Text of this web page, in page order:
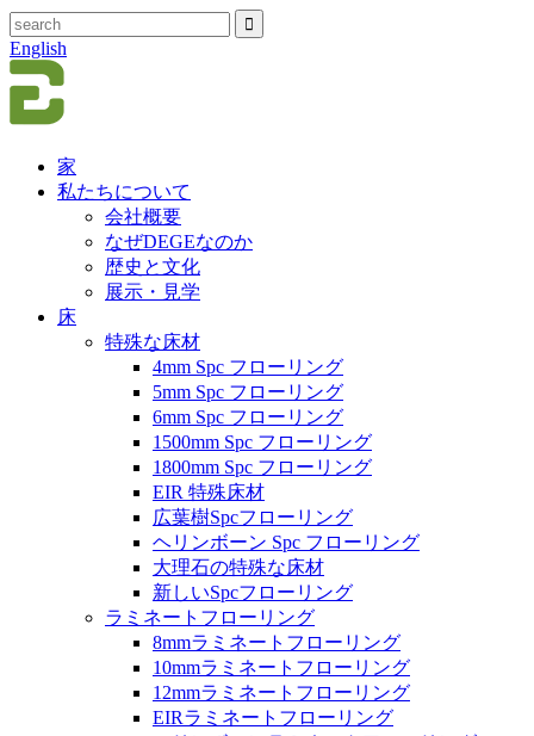
English
家
私たちについて
会社概要
なぜDEGEなのか
歴史と文化
展示・見学
床
特殊な床材
4mm Spc フローリング
5mm Spc フローリング
6mm Spc フローリング
1500mm Spc フローリング
1800mm Spc フローリング
EIR 特殊床材
広葉樹Spcフローリング
ヘリンボーン Spc フローリング
大理石の特殊な床材
新しいSpcフローリング
ラミネートフローリング
8mmラミネートフローリング
10mmラミネートフローリング
12mmラミネートフローリング
EIRラミネートフローリング